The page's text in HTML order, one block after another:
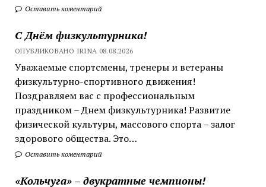
Оставить коментарий
С Днём физкультурника!
ОПУБЛИКОВАНО IRINA 08.08.2026
Уважаемые спортсмены, тренеры и ветераны
физкультурно-спортивного движения!
Поздравляем вас с профессиональным
праздником – Днем физкультурника! Развитие
физической культуры, массового спорта – залог
здорового общества. Это…
Оставить коментарий
«Кольчуга» – двукратные чемпионы!